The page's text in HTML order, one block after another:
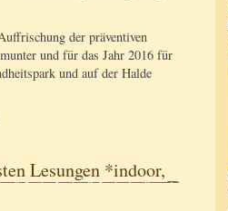
der präventiven
und für das Jahr 2016 für
und auf der Halde
Lesungen *indoor,